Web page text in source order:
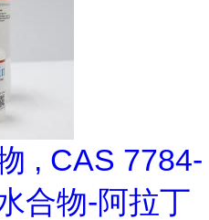
, CAS 7784-
合物-阿拉丁